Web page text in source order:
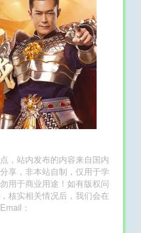
，站内发布的内容来自国内
享，非本站自制，仅用于学
用于商业用途！如有版权问
核实相关情况后，我们会在
：